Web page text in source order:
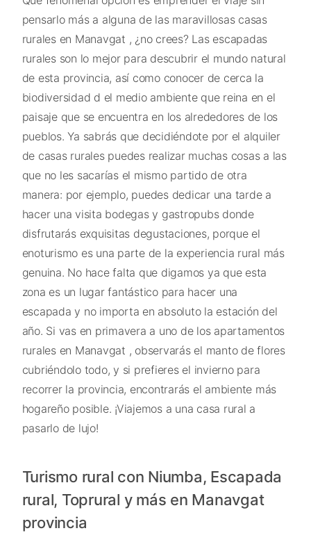
pensarlo más a alguna de las maravillosas casas
rurales en Manavgat , ¿no crees? Las escapadas
rurales son lo mejor para descubrir el mundo natural
de esta provincia, así como conocer de cerca la
biodiversidad d el medio ambiente que reina en el
paisaje que se encuentra en los alrededores de los
pueblos. Ya sabrás que decidiéndote por el alquiler
de casas rurales puedes realizar muchas cosas a las
que no les sacarías el mismo partido de otra
manera: por ejemplo, puedes dedicar una tarde a
hacer una visita bodegas y gastropubs donde
disfrutarás exquisitas degustaciones, porque el
enoturismo es una parte de la experiencia rural más
genuina. No hace falta que digamos ya que esta
zona es un lugar fantástico para hacer una
escapada y no importa en absoluto la estación del
año. Si vas en primavera a uno de los apartamentos
rurales en Manavgat , observarás el manto de flores
cubriéndolo todo, y si prefieres el invierno para
recorrer la provincia, encontrarás el ambiente más
hogareño posible. ¡Viajemos a una casa rural a
pasarlo de lujo!
Turismo rural con Niumba, Escapada
rural, Toprural y más en Manavgat
provincia